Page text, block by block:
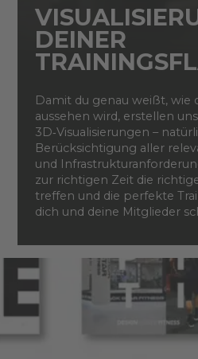
DEINER
Damit du genau weißt, wie
aussehen wird, erstellen
3D‑Visualisierungen –
Berücksichtigung aller
und
zur richtigen Zeit die
treffen und die perfekte
dich und deine Mitglieder